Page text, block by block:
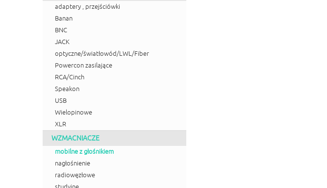
adaptery , przejściówki
Banan
BNC
JACK
optyczne/światłowód/LWL/Fiber
Powercon zasilające
RCA/Cinch
Speakon
USB
Wielopinowe
XLR
WZMACNIACZE
mobilne z głośnikiem
nagłośnienie
radiowęzłowe